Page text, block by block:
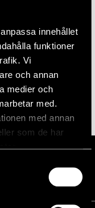
innehållet
funktioner
Vi
och annan
medier och
med.
med annan
som de har